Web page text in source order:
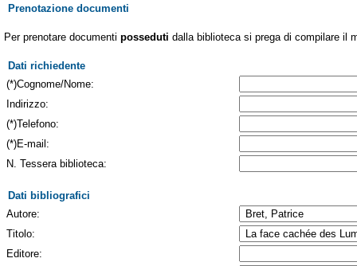
Prenotazione documenti
Per prenotare documenti posseduti dalla biblioteca si prega di compilare il
Dati richiedente
(*)Cognome/Nome:
Indirizzo:
(*)Telefono:
(*)E-mail:
N. Tessera biblioteca:
Dati bibliografici
Autore:
Titolo:
Editore: